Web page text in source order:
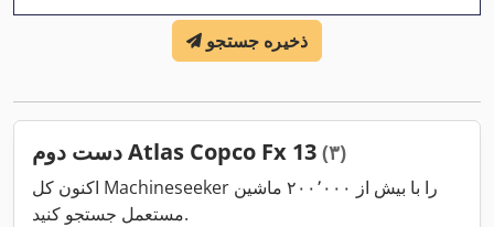
ذخیره جستجو
دست دوم Atlas Copco Fx 13 (۳)
اکنون کل Machineseeker را با بیش از ۲۰۰٬۰۰۰ ماشین
مستعمل جستجو کنید.